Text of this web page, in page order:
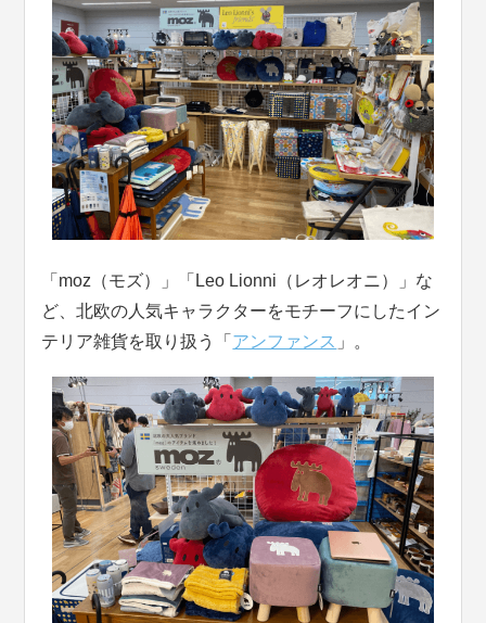
「moz（モズ）」「Leo Lionni（レオレオニ）」な
ど、北欧の人気キャラクターをモチーフにしたイン
テリア雑貨を取り扱う「 アンファンス 」。